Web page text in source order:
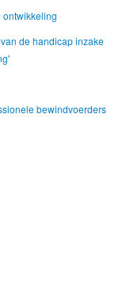
ontwikkeling
de handicap inzake
bewindvoerders